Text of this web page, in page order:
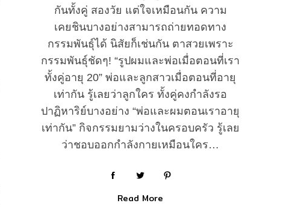
กันทั้งคู่ สองวัย แต่ใจเหมือนกัน ความ
เคยชินบางอย่างสามารถถ่ายทอดทาง
กรรมพันธุ์ได้ นิสัยก็เช่นกัน ตาสวยเพราะ
กรรมพันธุ์ชัดๆ! “รูปผมและพ่อเมื่อตอนที่เรา
ทั้งคู่อายุ 20” พ่อและลูกสาวเมื่อตอนที่อายุ
เท่ากัน รู้เลยว่าลูกใคร ทั้งคู่คงกำลังรอ
ปาฏิหาริย์บางอย่าง “พ่อและผมตอนเราอายุ
เท่ากัน” กิจกรรมยามว่างในครอบครัว รู้เลย
ว่าชอบออกกำลังกายเหมือนใคร…
Read More